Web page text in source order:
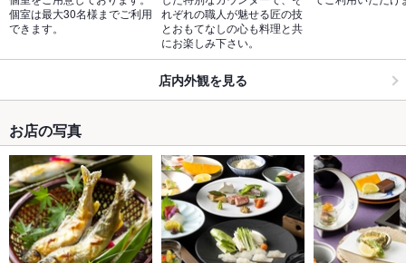
個室は最大30名様までご利用
できます。
れぞれの職人が魅せる匠の技
とおもてなしの心も料理と共
にお楽しみ下さい。
店内外観を見る
お店の写真